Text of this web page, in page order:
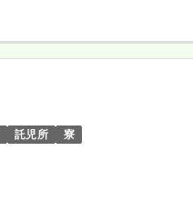
託児所
寮